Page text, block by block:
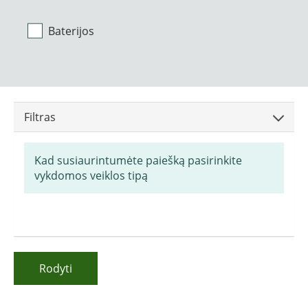
Baterijos
Filtras
Kad susiaurintumėte paiešką pasirinkite
vykdomos veiklos tipą
Rodyti